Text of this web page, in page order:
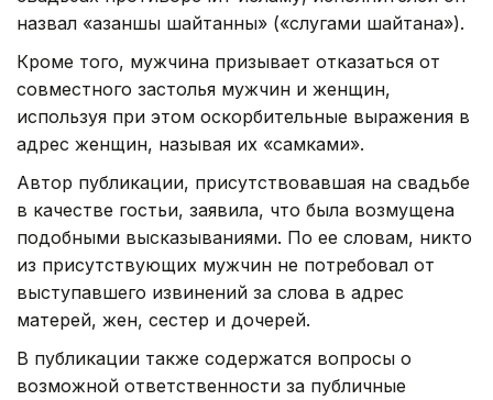
назвал «азаншы шайтанның» («слугами шайтана»).
Кроме того, мужчина призывает отказаться от
совместного застолья мужчин и женщин,
используя при этом оскорбительные выражения в
адрес женщин, называя их «самками».
Автор публикации, присутствовавшая на свадьбе
в качестве гостьи, заявила, что была возмущена
подобными высказываниями. По ее словам, никто
из присутствующих мужчин не потребовал от
выступавшего извинений за слова в адрес
матерей, жен, сестер и дочерей.
В публикации также содержатся вопросы о
возможной ответственности за публичные